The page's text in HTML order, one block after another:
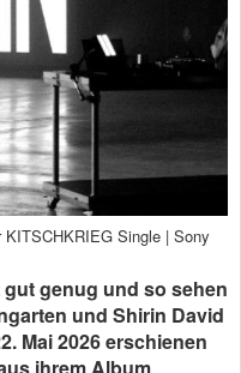
Single | Sony
genug und so sehen
und Shirin David
Mai 2026 erschienen